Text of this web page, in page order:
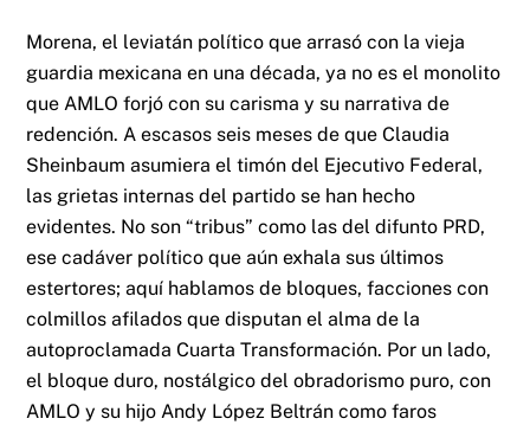
Morena, el leviatán político que arrasó con la vieja
guardia mexicana en una década, ya no es el monolito
que AMLO forjó con su carisma y su narrativa de
redención. A escasos seis meses de que Claudia
Sheinbaum asumiera el timón del Ejecutivo Federal,
las grietas internas del partido se han hecho
evidentes. No son “tribus” como las del difunto PRD,
ese cadáver político que aún exhala sus últimos
estertores; aquí hablamos de bloques, facciones con
colmillos afilados que disputan el alma de la
autoproclamada Cuarta Transformación. Por un lado,
el bloque duro, nostálgico del obradorismo puro, con
AMLO y su hijo Andy López Beltrán como faros